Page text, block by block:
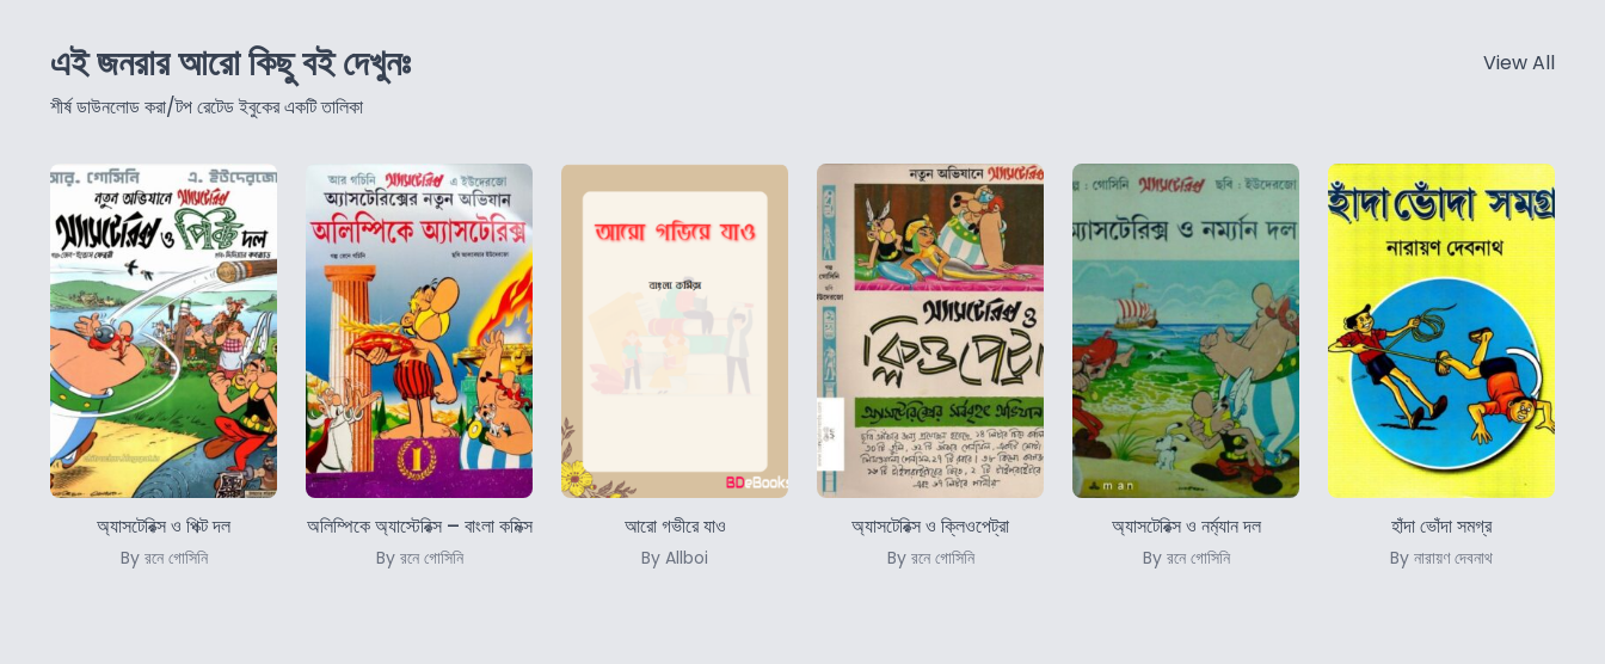
এই জনরার আরো কিছু বই দেখুনঃ
শীর্ষ ডাউনলোড করা/টপ রেটেড ইবুকের একটি তালিকা
View All
অ্যাসটেরিক্স ও পিক্ট দল
By রনে গোসিনি
অলিম্পিকে অ্যাস্টেরিক্স – বাংলা কমিক্স
By রনে গোসিনি
আরো গভীরে যাও
By Allboi
অ্যাসটেরিক্স ও ক্লিওপেট্রা
By রনে গোসিনি
অ্যাসটেরিক্স ও নর্ম্যান দল
By রনে গোসিনি
হাঁদা ভোঁদা সমগ্র
By নারায়ণ দেবনাথ